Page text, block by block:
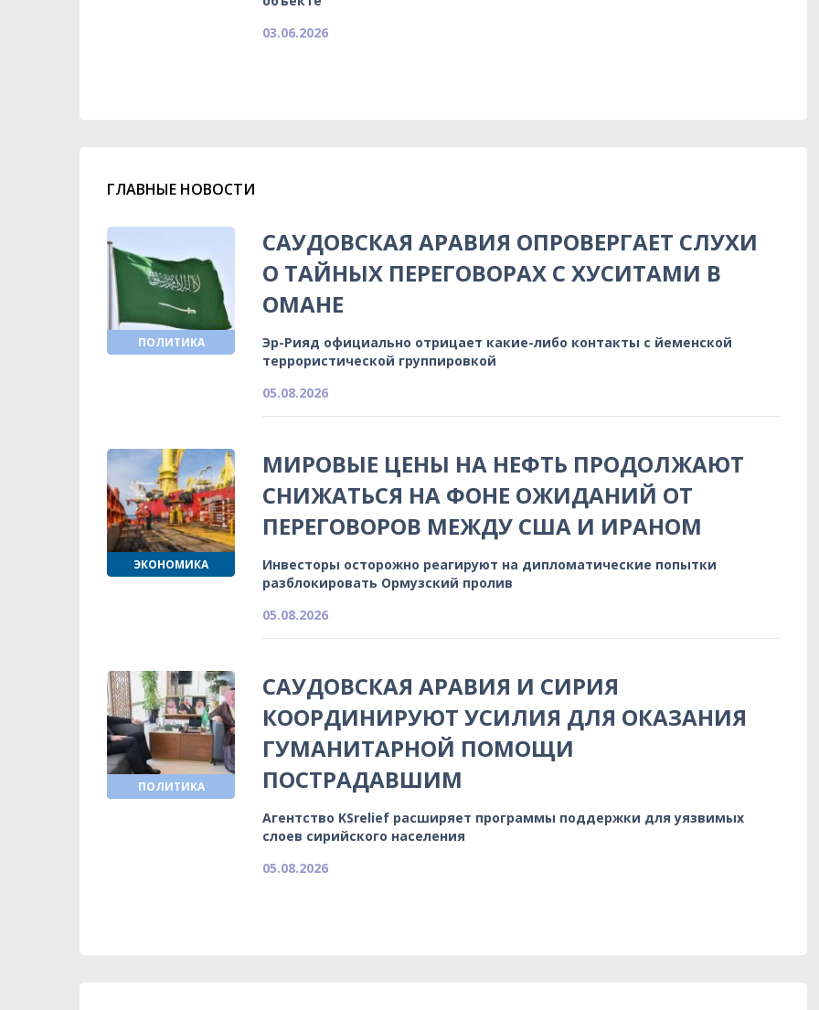
03.06.2026
ГЛАВНЫЕ НОВОСТИ
ПОЛИТИКА
САУДОВСКАЯ АРАВИЯ ОПРОВЕРГАЕТ СЛУХИ
О ТАЙНЫХ ПЕРЕГОВОРАХ С ХУСИТАМИ В
ОМАНЕ
Эр-Рияд официально отрицает какие-либо контакты с йеменской
террористической группировкой
05.08.2026
ЭКОНОМИКА
МИРОВЫЕ ЦЕНЫ НА НЕФТЬ ПРОДОЛЖАЮТ
СНИЖАТЬСЯ НА ФОНЕ ОЖИДАНИЙ ОТ
ПЕРЕГОВОРОВ МЕЖДУ США И ИРАНОМ
Инвесторы осторожно реагируют на дипломатические попытки
разблокировать Ормузский пролив
05.08.2026
ПОЛИТИКА
САУДОВСКАЯ АРАВИЯ И СИРИЯ
КООРДИНИРУЮТ УСИЛИЯ ДЛЯ ОКАЗАНИЯ
ГУМАНИТАРНОЙ ПОМОЩИ
ПОСТРАДАВШИМ
Агентство KSrelief расширяет программы поддержки для уязвимых
слоев сирийского населения
05.08.2026